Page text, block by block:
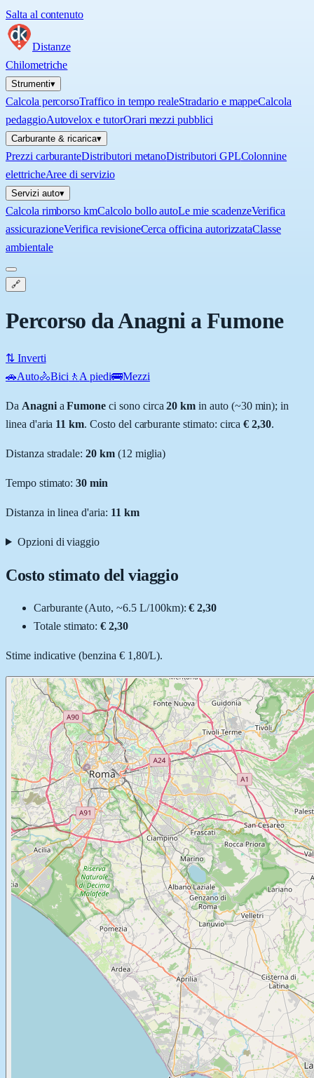
Salta al contenuto
Distanze
Chilometriche
Strumenti▾
Calcola percorsoTraffico in tempo realeStradario e mappeCalcola
pedaggioAutovelox e tutorOrari mezzi pubblici
Carburante & ricarica▾
Prezzi carburanteDistributori metanoDistributori GPLColonnine
elettricheAree di servizio
Servizi auto▾
Calcola rimborso kmCalcolo bollo autoLe mie scadenzeVerifica
assicurazioneVerifica revisioneCerca officina autorizzataClasse
ambientale
🔗
Percorso da Anagni a Fumone
⇅ Inverti
🚗Auto🚴Bici 🚶 A piedi🚌Mezzi
Da AnagniaFumone ci sono circa 20 km in auto (~30 min); in
linea d'aria 11 km. Costo del carburante stimato: circa € 2,30.
Distanza stradale:20 km (12 miglia)
Tempo stimato:30 min
Distanza in linea d'aria: 11 km
Opzioni di viaggio
Costo stimato del viaggio
Carburante (Auto, ~6.5 L/100km): € 2,30
Totale stimato:€ 2,30
Stime indicative (benzina € 1,80/L).